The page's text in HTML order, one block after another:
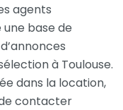
agents
base de
à Toulouse.
dans la location,
contacter